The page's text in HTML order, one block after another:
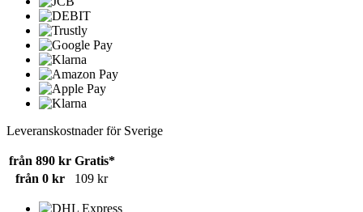
Leveranskostnader för Sverige
från 890 kr Gratis*
från 0 kr
109 kr